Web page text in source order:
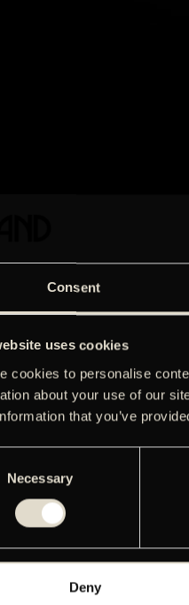
Consent
uses cookies
cookies to personalise
about your use of our
that you’ve
Necessary
Deny